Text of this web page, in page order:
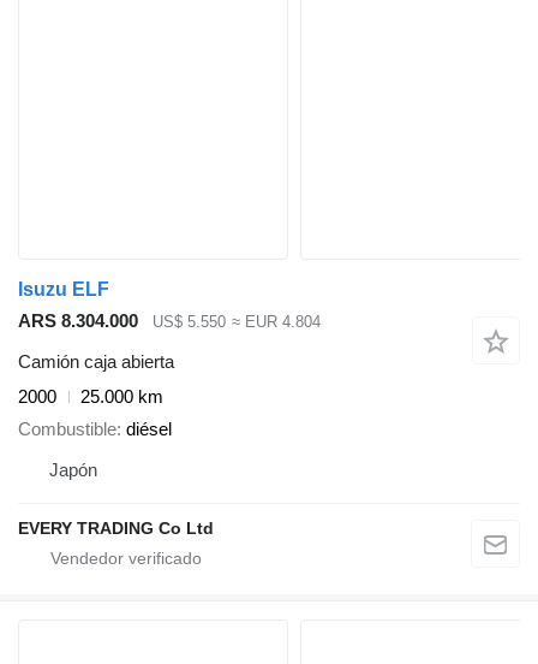
Isuzu ELF
ARS 8.304.000
US$ 5.550 ≈ EUR 4.804
Camión caja abierta
2000
25.000 km
Combustible diésel
Japón
EVERY TRADING Co Ltd